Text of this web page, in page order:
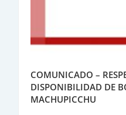
COMUNICADO –
DISPONIBILIDAD DE
MACHUPICCHU